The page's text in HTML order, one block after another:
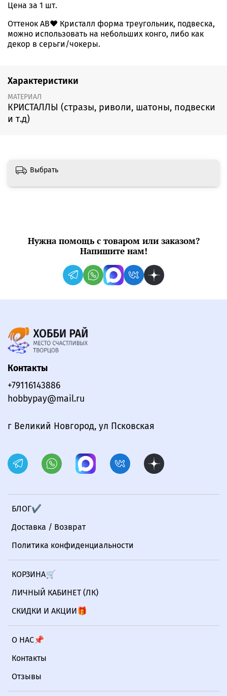
Цена за 1 шт.
Оттенок АВ❤️ Кристалл форма треугольник, подвеска,
можно использовать на небольших конго, либо как
декор в серьги/чокеры.
Характеристики
МАТЕРИАЛ
КРИСТАЛЛЫ (стразы, риволи, шатоны, подвески
и т.д)
Выбрать
Нужна помощь с товаром или заказом?
Напишите нам!
БЛОГ✔
Доставка / Возврат
Политика конфиденциальности
КОРЗИНА🛒
ЛИЧНЫЙ КАБИНЕТ (ЛК)
СКИДКИ И АКЦИИ🎁
О НАС📌
Контакты
Отзывы
Контакты
+79116143886
hobbypay@mail.ru
г Великий Новгород, ул Псковская